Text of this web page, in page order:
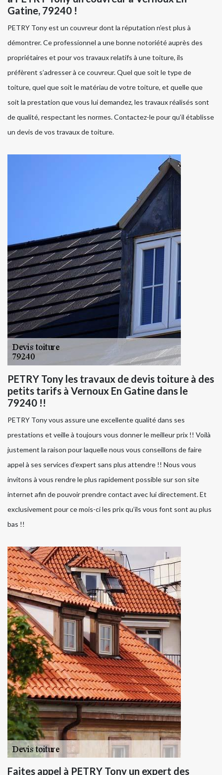
Gatine, 79240 !
PETRY Tony est un couvreur dont la réputation n’est plus à
démontrer. Ce professionnel a une bonne notoriété auprès des
propriétaires et pour vos travaux relatifs à une toiture, ils
préfèrent s’adresser à ce couvreur. Quel que soit le type de
toiture, quel que soit le matériau de votre toiture, et quelle que
soit la prestation que vous lui demandez, les travaux réalisés sont
de qualité, respectant les normes. Contactez-le pour qu’il établisse
un devis de vos travaux de toiture.
PETRY Tony les travaux de devis toiture à des
petits tarifs à Vernoux En Gatine dans le
79240 !!
PETRY Tony vous assure une excellente qualité dans ses
prestations et veille à toujours vous donner le meilleur prix !! Voilà
justement la raison pour laquelle nous vous conseillons de faire
appel à ses services d’expert sans plus attendre !! Nous vous
invitons à vous rendre le plus rapidement possible sur son site
internet afin de pouvoir prendre contact avec lui directement. Et
exclusivement pour ce mois-ci les prix qu’ils vous font sont au plus
bas !!
Faites appel à PETRY Tony un expert des